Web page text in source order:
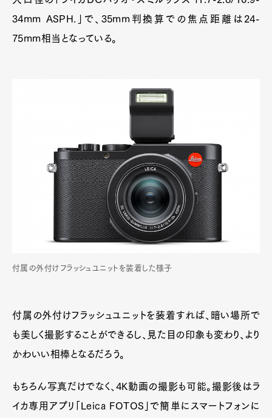
34mm ASPH.」で、35mm判換算での焦点距離は24-
75mm相当となっている。
付属の外付けフラッシュユニットを装着した様子
付属の外付けフラッシュユニットを装着すれば、暗い場所で
も美しく撮影することができるし、見た目の印象も変わり、より
かわいい相棒となるだろう。
もちろん写真だけでなく、4K動画の撮影も可能。撮影後はラ
イカ専用アプリ「Leica FOTOS」で簡単にスマートフォンに